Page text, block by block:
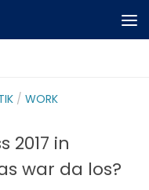
/ WORK
2017 in
war da los?